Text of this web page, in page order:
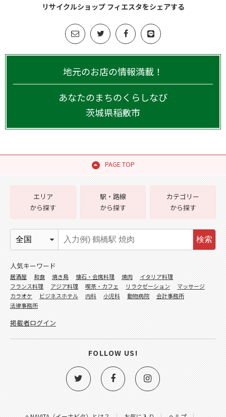
リサイクルショップ フィエスタをシェアする
地元のお店の情報満載！
あなたのまちのくらしなび
茨城県稲敷市
PAGE TOP
エリア
から探す
駅・路線
から探す
カテゴリー
から探す
検索
人気キーワード
居酒屋 和食 焼き鳥 懐石・会席料理 焼肉
イタリア料理
フランス料理
アジア料理 喫茶・カフェ リラクゼーション
マッサージ
カラオケ
ビジネスホテル 内科 小児科 動物病院
会計事務所
法律事務所
掲載者ログイン
FOLLOW US!